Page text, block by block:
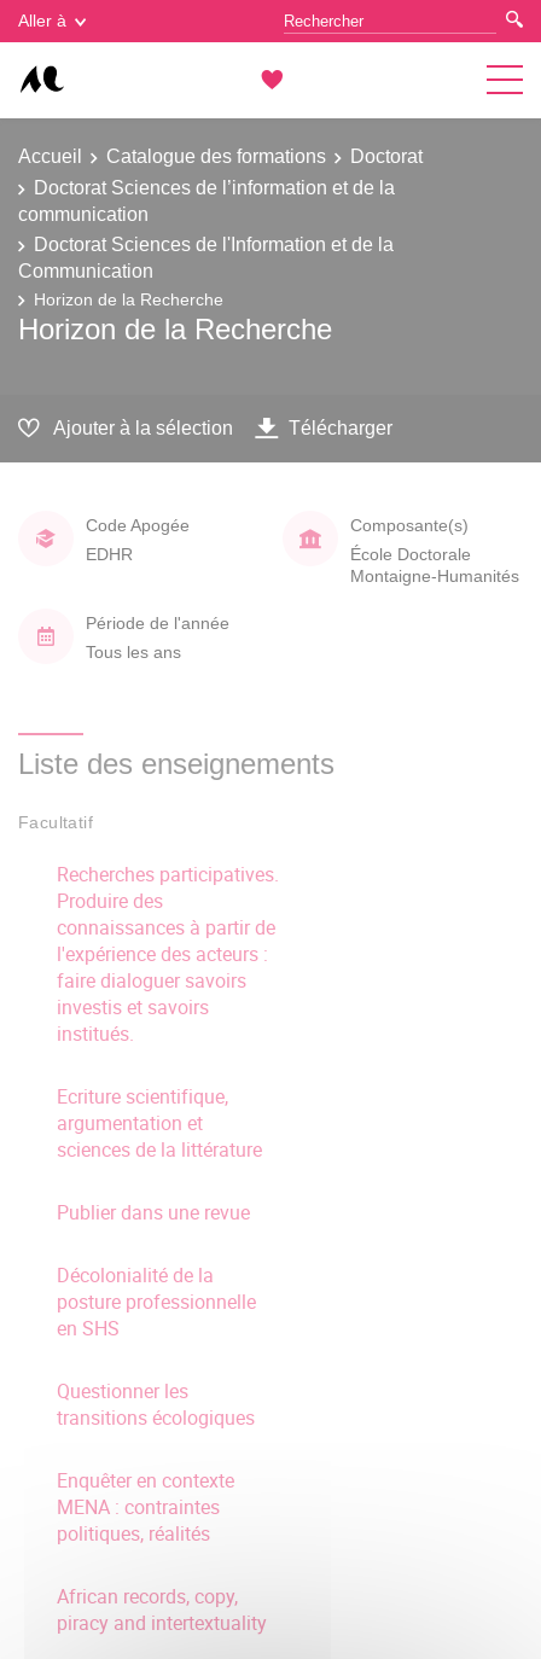
Aller à
Accueil Catalogue des formations
Doctorat
Doctorat Sciences de l’information et de la
communication
Doctorat Sciences de l'Information et de la
Communication
Horizon de la Recherche
Horizon de la Recherche
Ajouter à la sélection Télécharger
Code Apogée
EDHR
Composante(s)
École Doctorale
Montaigne-Humanités
Période de l'année
Tous les ans
Liste des enseignements
Facultatif
Recherches participatives.
Produire des
connaissances à partir de
l'expérience des acteurs :
faire dialoguer savoirs
investis et savoirs
institués.
Ecriture scientifique,
argumentation et
sciences de la littérature
Publier dans une revue
Décolonialité de la
posture professionnelle
en SHS
Questionner les
transitions écologiques
Enquêter en contexte
MENA : contraintes
politiques, réalités
African records, copy,
piracy and intertextuality
Gestion des cookies